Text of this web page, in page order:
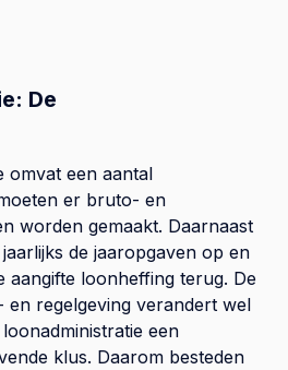
De
omvat een aantal
er bruto- en
worden gemaakt. Daarnaast
de jaaropgaven op en
aangifte loonheffing terug. De
en regelgeving verandert wel
een
klus. Daarom besteden